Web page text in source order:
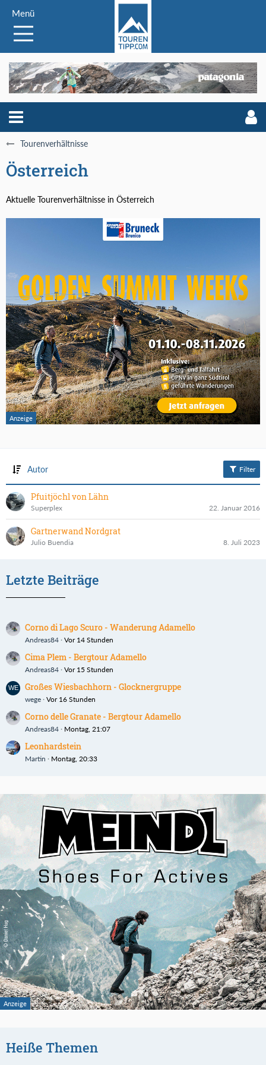
Menü
Tourenverhältnisse
Österreich
Aktuelle Tourenverhältnisse in Österreich
Autor Filter
Pfuitjöchl von Lähn
Superplex 22. Januar 2016
Gartnerwand Nordgrat
Julio Buendia 8. Juli 2023
Letzte Beiträge
Corno di Lago Scuro - Wanderung Adamello
Andreas84 Vor 14 Stunden
Cima Plem - Bergtour Adamello
Andreas84 Vor 15 Stunden
Großes Wiesbachhorn - Glocknergruppe
wege Vor 16 Stunden
Corno delle Granate - Bergtour Adamello
Andreas84 Montag, 21:07
Leonhardstein
Martin Montag, 20:33
Heiße Themen